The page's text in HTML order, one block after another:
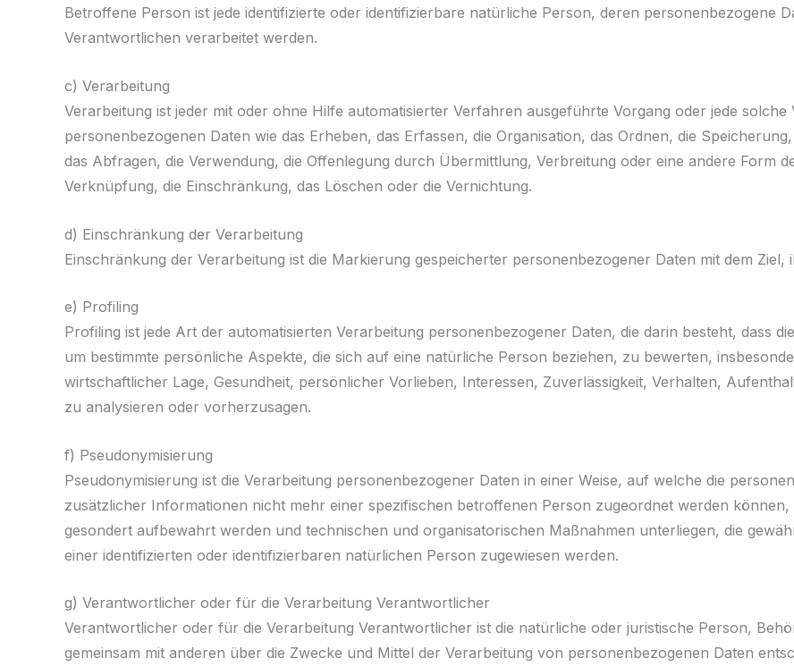
Betroffene Person ist jede identifizierte oder identifizierbare natürliche Person, deren personenbezogene
Verantwortlichen verarbeitet werden.
c) Verarbeitung
Verarbeitung ist jeder mit oder ohne Hilfe automatisierter Verfahren ausgeführte Vorgang oder jede solche
personenbezogenen Daten wie das Erheben, das Erfassen, die Organisation, das Ordnen, die
das Abfragen, die Verwendung, die Offenlegung durch Übermittlung, Verbreitung oder eine andere Form
Verknüpfung, die Einschränkung, das Löschen oder die Vernichtung.
d) Einschränkung der Verarbeitung
Einschränkung der Verarbeitung ist die Markierung gespeicherter personenbezogener Daten mit dem
e) Profiling
Profiling ist jede Art der automatisierten Verarbeitung personenbezogener Daten, die darin besteht, dass
um bestimmte persönliche Aspekte, die sich auf eine natürliche Person beziehen, zu bewerten,
wirtschaftlicher Lage, Gesundheit, persönlicher Vorlieben, Interessen, Zuverlässigkeit, Verhalten,
zu analysieren oder vorherzusagen.
f) Pseudonymisierung
Pseudonymisierung ist die Verarbeitung personenbezogener Daten in einer Weise, auf welche die
zusätzlicher Informationen nicht mehr einer spezifischen betroffenen Person zugeordnet werden
gesondert aufbewahrt werden und technischen und organisatorischen Maßnahmen unterliegen, die
einer identifizierten oder identifizierbaren natürlichen Person zugewiesen werden.
g) Verantwortlicher oder für die Verarbeitung Verantwortlicher
Verantwortlicher oder für die Verarbeitung Verantwortlicher ist die natürliche oder juristische Person,
gemeinsam mit anderen über die Zwecke und Mittel der Verarbeitung von personenbezogenen Daten